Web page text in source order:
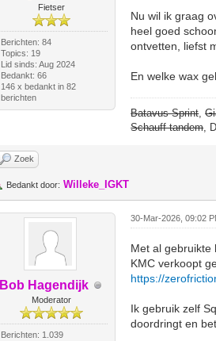
Fietser
Berichten: 84
Topics: 19
Lid sinds: Aug 2024
Bedankt: 66
146 x bedankt in 82
berichten
Nu wil ik graag
heel goed
ontvetten, liefst
En welke wax
Batavus Sprint,
Schauff tandem,
Zoek
Bedankt door: Willeke_IGKT
Bob Hagendijk
Moderator
Berichten: 1.039
30-Mar-2026, 09:02
Met al gebruikte
KMC verkoopt
https://
Ik gebruik zelf
doordringt en